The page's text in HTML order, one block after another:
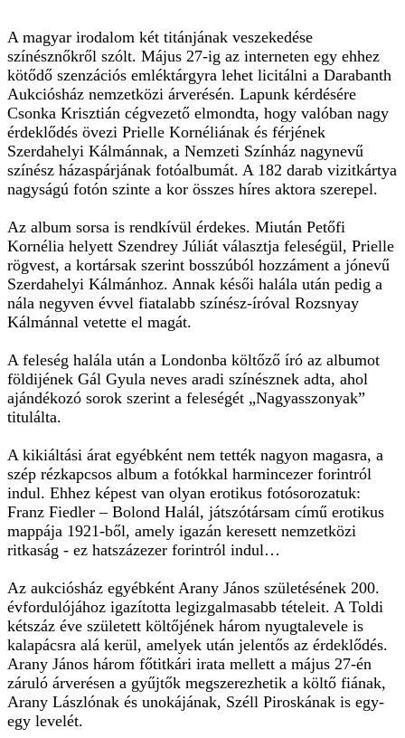
A magyar irodalom két titánjának veszekedése
színésznőkről szólt. Május 27-ig az interneten egy ehhez
kötődő szenzációs emléktárgyra lehet licitálni a Darabanth
Aukciósház nemzetközi árverésén. Lapunk kérdésére
Csonka Krisztián cégvezető elmondta, hogy valóban nagy
érdeklődés övezi Prielle Kornéliának és férjének
Szerdahelyi Kálmánnak, a Nemzeti Színház nagynevű
színész házaspárjának fotóalbumát. A 182 darab vizitkártya
nagyságú fotón szinte a kor összes híres aktora szerepel.
Az album sorsa is rendkívül érdekes. Miután Petőfi
Kornélia helyett Szendrey Júliát választja feleségül, Prielle
rögvest, a kortársak szerint bosszúból hozzáment a jónevű
Szerdahelyi Kálmánhoz. Annak késői halála után pedig a
nála negyven évvel fiatalabb színész-íróval Rozsnyay
Kálmánnal vetette el magát.
A feleség halála után a Londonba költőző író az albumot
földijének Gál Gyula neves aradi színésznek adta, ahol
ajándékozó sorok szerint a feleségét „Nagyasszonyak”
titulálta.
A kikiáltási árat egyébként nem tették nagyon magasra, a
szép rézkapcsos album a fotókkal harmincezer forintról
indul. Ehhez képest van olyan erotikus fotósorozatuk:
Franz Fiedler – Bolond Halál, játszótársam című erotikus
mappája 1921-ből, amely igazán keresett nemzetközi
ritkaság - ez hatszázezer forintról indul…
Az aukciósház egyébként Arany János születésének 200.
évfordulójához igazította legizgalmasabb tételeit. A Toldi
kétszáz éve született költőjének három nyugtalevele is
kalapácsra alá kerül, amelyek után jelentős az érdeklődés.
Arany János három főtitkári irata mellett a május 27-én
záruló árverésen a gyűjtők megszerezhetik a költő fiának,
Arany Lászlónak és unokájának, Széll Piroskának is egy-
egy levelét.